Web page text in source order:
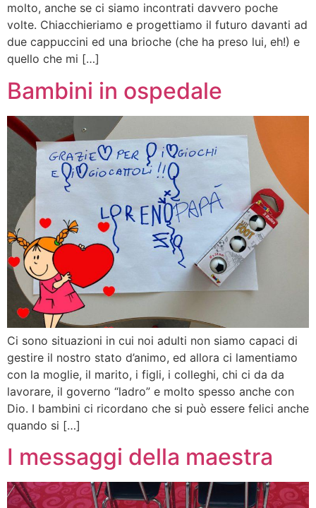
molto, anche se ci siamo incontrati davvero poche
volte. Chiacchieriamo e progettiamo il futuro davanti ad
due cappuccini ed una brioche (che ha preso lui, eh!) e
quello che mi […]
Bambini in ospedale
Ci sono situazioni in cui noi adulti non siamo capaci di
gestire il nostro stato d’animo, ed allora ci lamentiamo
con la moglie, il marito, i figli, i colleghi, chi ci da da
lavorare, il governo “ladro” e molto spesso anche con
Dio. I bambini ci ricordano che si può essere felici anche
quando si […]
I messaggi della maestra